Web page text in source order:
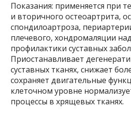
Показания: применяется при
и вторичного остеоартрита,
спондилоартроза,
плечевого, хондромаляции
профилактики суставных
Приостанавливает
суставных тканях, снижает
сохраняет двигательные
клеточном уровне
процессы в хрящевых тканях.